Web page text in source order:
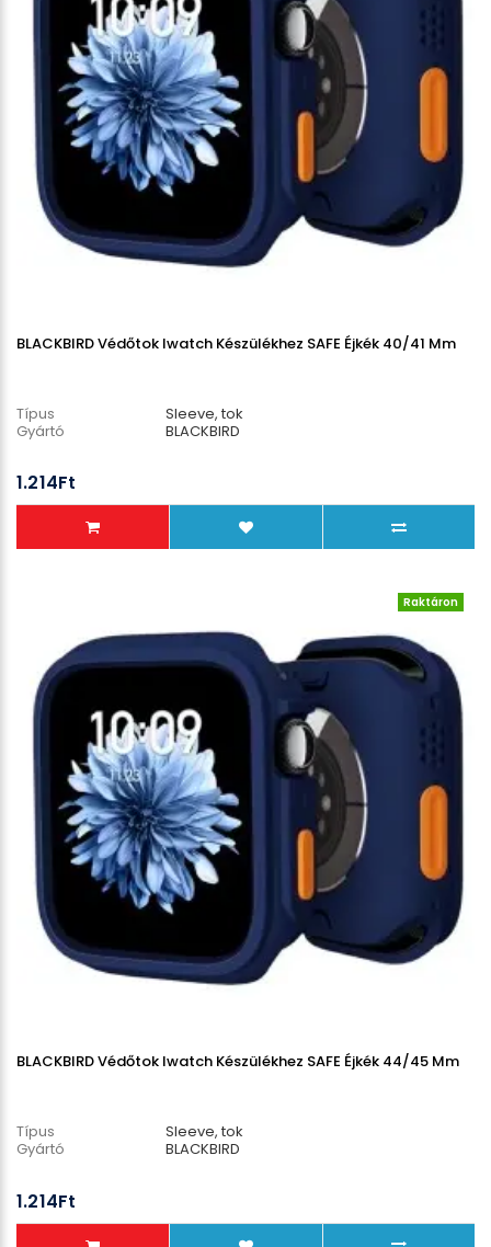
BLACKBIRD Védőtok Iwatch Készülékhez SAFE Éjkék 40/41 Mm
Típus
Sleeve, tok
Gyártó
BLACKBIRD
1.214Ft
Raktáron
BLACKBIRD Védőtok Iwatch Készülékhez SAFE Éjkék 44/45 Mm
Típus
Sleeve, tok
Gyártó
BLACKBIRD
1.214Ft